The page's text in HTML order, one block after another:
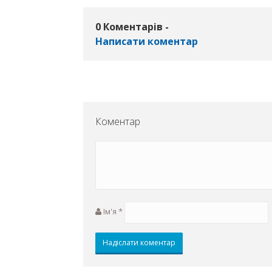
0 Коментарів -
Написати коментар
Коментар
Ім'я *